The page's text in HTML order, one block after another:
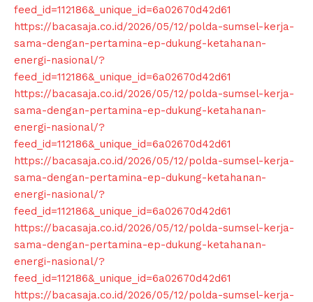
feed_id=112186&_unique_id=6a02670d42d61
https://bacasaja.co.id/2026/05/12/polda-sumsel-kerja-
sama-dengan-pertamina-ep-dukung-ketahanan-
energi-nasional/?
feed_id=112186&_unique_id=6a02670d42d61
https://bacasaja.co.id/2026/05/12/polda-sumsel-kerja-
sama-dengan-pertamina-ep-dukung-ketahanan-
energi-nasional/?
feed_id=112186&_unique_id=6a02670d42d61
https://bacasaja.co.id/2026/05/12/polda-sumsel-kerja-
sama-dengan-pertamina-ep-dukung-ketahanan-
energi-nasional/?
feed_id=112186&_unique_id=6a02670d42d61
https://bacasaja.co.id/2026/05/12/polda-sumsel-kerja-
sama-dengan-pertamina-ep-dukung-ketahanan-
energi-nasional/?
feed_id=112186&_unique_id=6a02670d42d61
https://bacasaja.co.id/2026/05/12/polda-sumsel-kerja-